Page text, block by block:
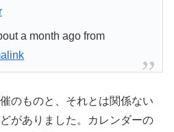
a month ago from
のものと、それとは関係ない
がありました。カレンダーの